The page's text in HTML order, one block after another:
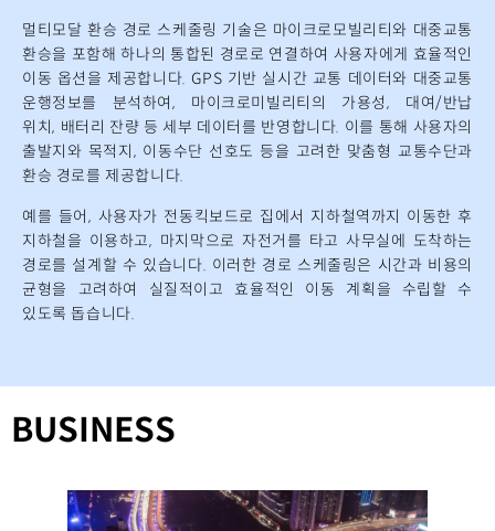
멀티모달 환승 경로 스케줄링 기술은 마이크로모빌리티와 대중교통
환승을 포함해 하나의통합된 경로로 연결하여 사용자에게 효율적인
이동 옵션을 제공합니다. GPS 기반 실시간 교통 데이터와 대중교통
운행정보를 분석하여, 마이크로미빌리티의 가용성, 대여/반납
위 치, 배터리 잔량 등 세부 데이터를 반영합니다. 이를 통해 사용자의
출발지와 목적지, 이동수단 선호도 등을 고려한 맞춤형 교통수단과
환승 경로를 제공합니다.
예를 들어, 사용자가 전동킥보드로 집에서 지하철역까지 이동한 후
지하철을 이용하고, 마지막으로 자전거를 타고 사무실에 도착하는
경로를 설계할 수 있습니다. 이러한 경로 스케줄링은 시간과 비용의
균형을 고려하여 실질적이고 효율적인 이동 계획을 수립할 수
있도록 돕습니다.
BUSINESS